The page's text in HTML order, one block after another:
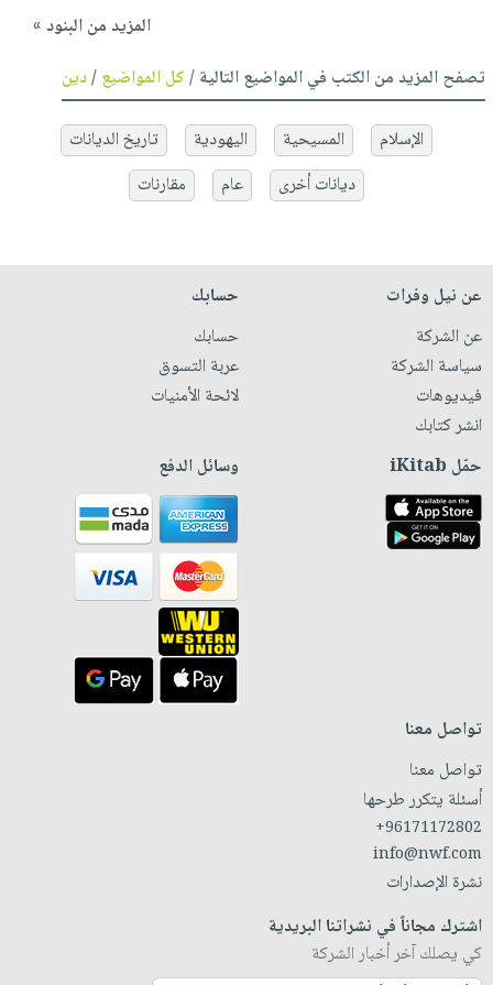
المزيد من البنود »
تصفح المزيد من الكتب في المواضيع التالية /كل المواضيع/دين
الإسلام المسيحية اليهودية
تاريخ الديانات
ديانات أخرى
عام مقارنات
عن نيل وفرات
عن الشركة
سياسة الشركة
فيديوهات
انشر كتابك
حسابك
حسابك
عربة التسوق
لائحة الأمنيات
حمّل iKitab وسائل الدفع
تواصل معنا
تواصل معنا
أسئلة يتكرر طرحها
+96171172802
info@nwf.com
نشرة الإصدارات
اشترك مجاناً في نشراتنا البريدية
كي يصلك آخر أخبار الشركة